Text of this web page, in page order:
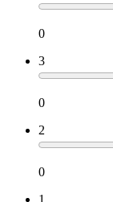
0
3
0
2
0
1